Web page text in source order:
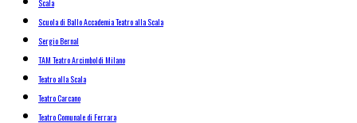
Scala
Scuola di Ballo Accademia Teatro alla Scala
Sergio Bernal
TAM Teatro Arcimboldi Milano
Teatro alla Scala
Teatro Carcano
Teatro Comunale di Ferrara